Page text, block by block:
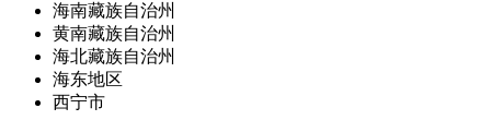
海南藏族自治州
黄南藏族自治州
海北藏族自治州
海东地区
西宁市